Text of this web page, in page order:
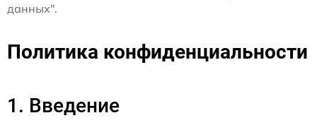
данных".
Политика конфиденциальности
1. Введение